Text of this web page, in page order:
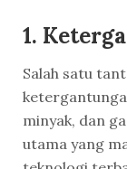
1.
Salah satu
minyak, dan
utama yang